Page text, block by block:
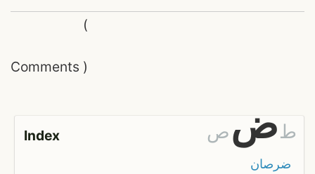
Comments
(
)
Index صضط
ضرصان